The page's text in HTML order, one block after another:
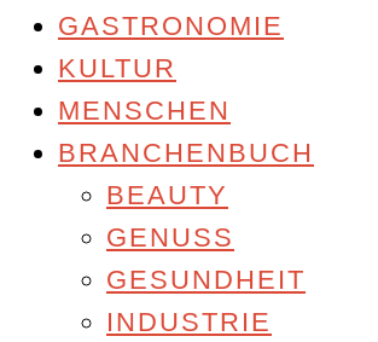
GASTRONOMIE
KULTUR
MENSCHEN
BRANCHENBUCH
BEAUTY
GENUSS
GESUNDHEIT
INDUSTRIE